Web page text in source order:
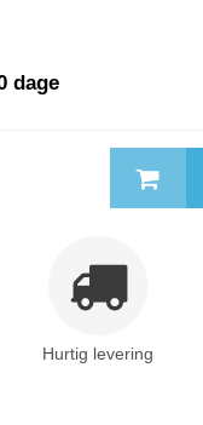
dage
Hurtig levering